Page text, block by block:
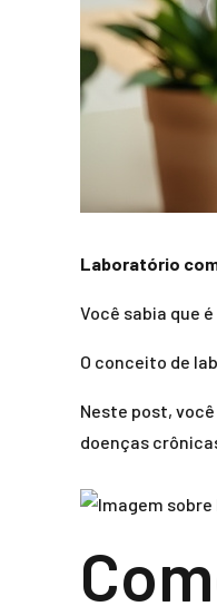
Laboratório
Você sabia que
O conceito de
Neste post,
doenças